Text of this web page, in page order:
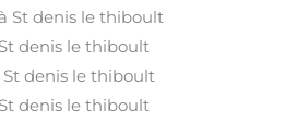
St denis le thiboult
denis le thiboult
denis le thiboult
denis le thiboult